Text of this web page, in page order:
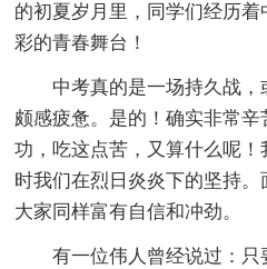
的初夏岁月里，同学们经历
彩的青春舞台！
中考真的是一场持久战
颇感疲惫。是的！确实非常
功，吃这点苦，又算什么呢！
时我们在烈日炎炎下的坚持
大家同样富有自信和冲劲。
有一位伟人曾经说过：只